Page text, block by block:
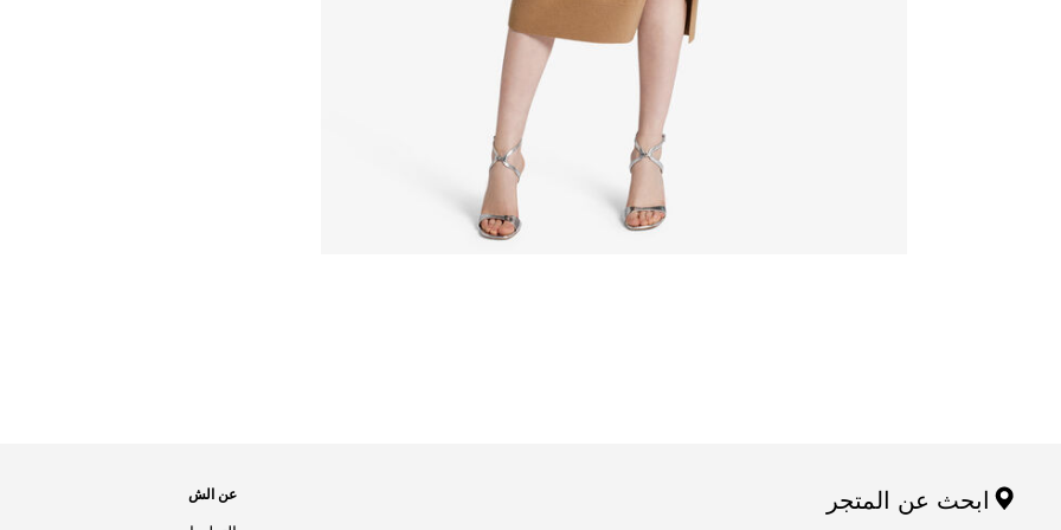
ابحث عن المتجر عن الش